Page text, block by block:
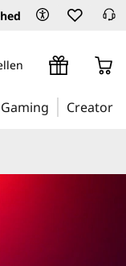
Gaming Creator